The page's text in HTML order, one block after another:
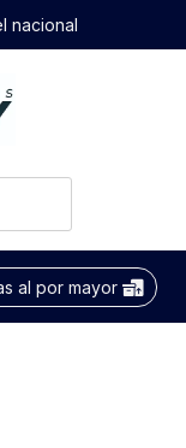
nacional
al por mayor